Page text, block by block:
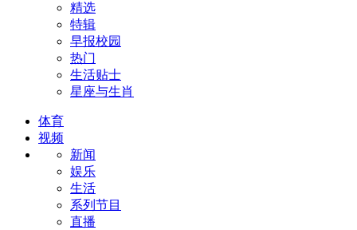
精选
特辑
早报校园
热门
生活贴士
星座与生肖
体育
视频
新闻
娱乐
生活
系列节目
直播